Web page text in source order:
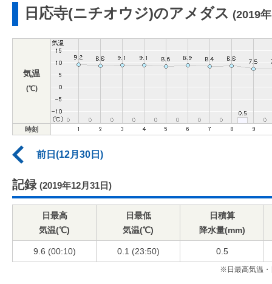
日応寺(ニチオウジ)のアメダス (2019
気温
(℃)
時刻
前日(12月30日)
記録 (2019年12月31日)
日最高
気温(℃)
日最低
気温(℃)
日積算
降水量(mm)
9.6 (00:10) 0.1 (23:50) 0.5
※日最高気温・